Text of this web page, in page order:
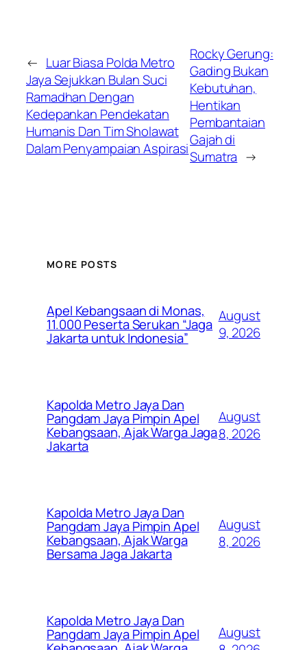
← Luar Biasa Polda Metro
Jaya Sejukkan Bulan Suci
Ramadhan Dengan
Kedepankan Pendekatan
Humanis Dan Tim Sholawat
Dalam Penyampaian Aspirasi
Rocky Gerung:
Gading Bukan
Kebutuhan,
Hentikan
Pembantaian
Gajah di
Sumatra →
MORE POSTS
Apel Kebangsaan di Monas,
11.000 Peserta Serukan “Jaga
Jakarta untuk Indonesia”
August
9, 2026
Kapolda Metro Jaya Dan
Pangdam Jaya Pimpin Apel
Kebangsaan, Ajak Warga Jaga
Jakarta
August
8, 2026
Kapolda Metro Jaya Dan
Pangdam Jaya Pimpin Apel
Kebangsaan, Ajak Warga
Bersama Jaga Jakarta
August
8, 2026
Kapolda Metro Jaya Dan
Pangdam Jaya Pimpin Apel
August